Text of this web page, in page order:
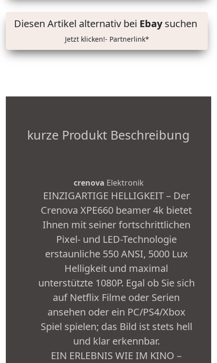
Diesen Artikel alternativ bei Ebaysuchen
Jetzt klicken!- Partnerlink*
kurze Produkt Beschreibung
crenova Elektronik
EINZIGARTIGE HELLIGKEIT – Der
Crenova XPE660 beamer 4k bietet
Ihnen mit seiner fortschrittlichen
Pixel- und LED-Technologie
erstaunliche 550 ANSI, 5000 Lux
Helligkeit und maximal
unterstützte 1080P. Egal ob Sie sich
auf Netflix Filme oder Serien
ansehen oder ein PC/PS4/Xbox
Spiel spielen; das Bild ist stets hell
und klar erkennbar.
EIN ERLEBNIS WIE IM KINO –